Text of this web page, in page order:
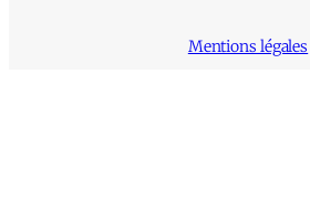
Mentions légales